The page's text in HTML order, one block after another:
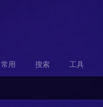
常用 搜索 工具